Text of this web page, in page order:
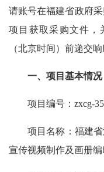
请账号在福建省政府
项目获取采购文件，
（北京时间）前递交响
一、项目基本情况
项目编号：zxcg-
项目名称：福建省
宣传视频制作及画册编